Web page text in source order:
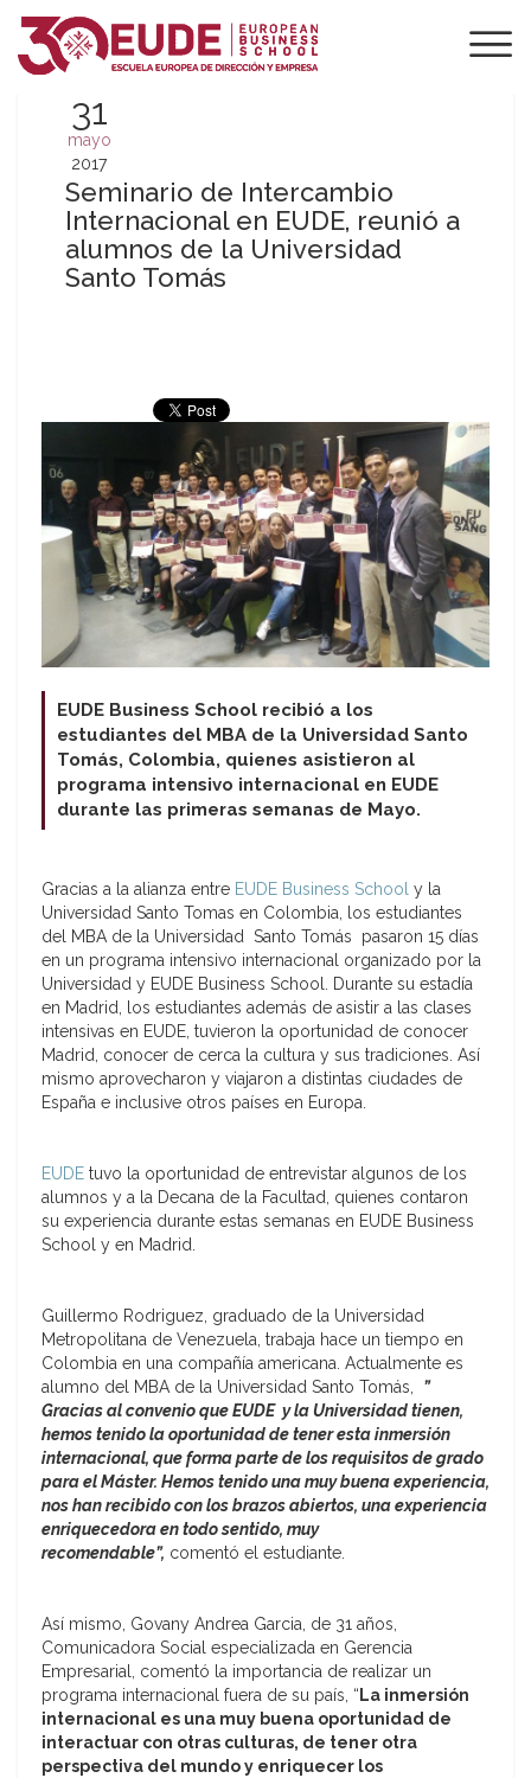
31
mayo
2017
Seminario de Intercambio
Internacional en EUDE, reunió a
alumnos de la Universidad
Santo Tomás
EUDE Business School recibió a los
estudiantes del MBA de la Universidad Santo
Tomás, Colombia, quienes asistieron al
programa intensivo internacional en EUDE
durante las primeras semanas de Mayo.
Gracias a la alianza entre EUDE Business School y la
Universidad Santo Tomas en Colombia, los estudiantes
del MBA de la Universidad Santo Tomás pasaron 15 días
en un programa intensivo internacional organizado por la
Universidad y EUDE Business School. Durante su estadía
en Madrid, los estudiantes además de asistir a las clases
intensivas en EUDE, tuvieron la oportunidad de conocer
Madrid, conocer de cerca la cultura y sus tradiciones. Así
mismo aprovecharon y viajaron a distintas ciudades de
España e inclusive otros países en Europa.
EUDE tuvo la oportunidad de entrevistar algunos de los
alumnos y a la Decana de la Facultad, quienes contaron
su experiencia durante estas semanas en EUDE Business
School y en Madrid.
Guillermo Rodriguez, graduado de la Universidad
Metropolitana de Venezuela, trabaja hace un tiempo en
Colombia en una compañía americana. Actualmente es
alumno del MBA de la Universidad Santo Tomás, ”
Gracias al convenio que EUDE y la Universidad tienen,
hemos tenido la oportunidad de tener esta inmersión
internacional, que forma parte de los requisitos de grado
para el Máster. Hemos tenido una muy buena experiencia,
nos han recibido con los brazos abiertos, una experiencia
enriquecedora en todo sentido, muy
recomendable”, comentó el estudiante.
Así mismo, Govany Andrea Garcia, de 31 años,
Comunicadora Social especializada en Gerencia
Empresarial, comentó la importancia de realizar un
programa internacional fuera de su país, “ La inmersión
internacional es una muy buena oportunidad de
interactuar con otras culturas, de tener otra
perspectiva del mundo y enriquecer los